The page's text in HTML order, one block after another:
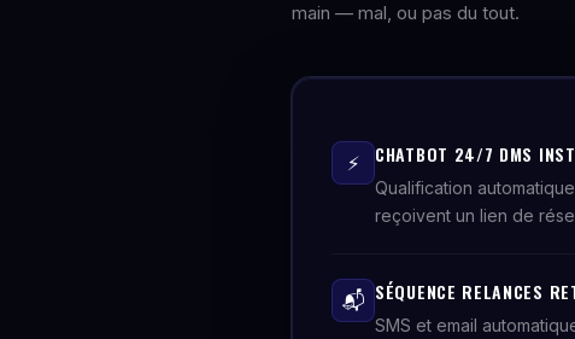
main — mal, ou pas du tout.
⚡ CHATBOT 24/7 DMS
Qualification
reçoivent un lien de
📬 SÉQUENCE RELANCES
SMS et email